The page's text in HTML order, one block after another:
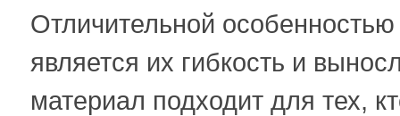
Отличительной
является их гибкость и
материал подходит для тех,